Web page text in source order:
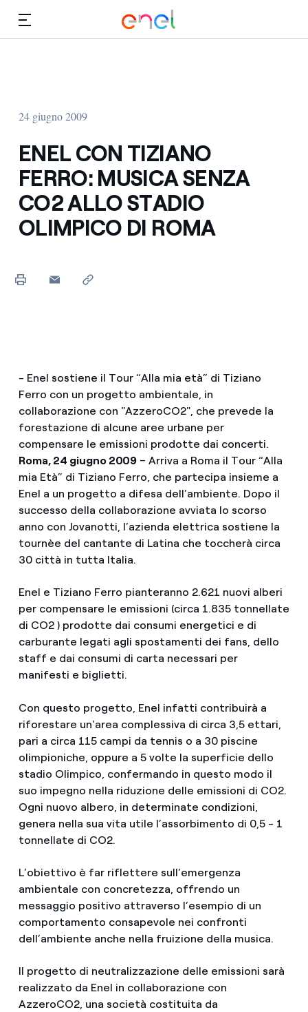
24 giugno 2009
ENEL CON TIZIANO
FERRO: MUSICA SENZA
CO2 ALLO STADIO
OLIMPICO DI ROMA
- Enel sostiene il Tour “Alla mia età” di Tiziano
Ferro con un progetto ambientale, in
collaborazione con "AzzeroCO2", che prevede la
forestazione di alcune aree urbane per
compensare le emissioni prodotte dai concerti.
Roma, 24 giugno 2009 – Arriva a Roma il Tour “Alla
mia Età” di Tiziano Ferro, che partecipa insieme a
Enel a un progetto a difesa dell’ambiente. Dopo il
successo della collaborazione avviata lo scorso
anno con Jovanotti, l’azienda elettrica sostiene la
tournèe del cantante di Latina che toccherà circa
30 città in tutta Italia.
Enel e Tiziano Ferro pianteranno 2.621 nuovi alberi
per compensare le emissioni (circa 1.835 tonnellate
di CO2 ) prodotte dai consumi energetici e di
carburante legati agli spostamenti dei fans, dello
staff e dai consumi di carta necessari per
manifesti e biglietti.
Con questo progetto, Enel infatti contribuirà a
riforestare un'area complessiva di circa 3,5 ettari,
pari a circa 115 campi da tennis o a 30 piscine
olimpioniche, oppure a 5 volte la superficie dello
stadio Olimpico, confermando in questo modo il
suo impegno nella riduzione delle emissioni di CO2.
Ogni nuovo albero, in determinate condizioni,
genera nella sua vita utile l’assorbimento di 0,5 - 1
tonnellate di CO2.
L’obiettivo è far riflettere sull’emergenza
ambientale con concretezza, offrendo un
messaggio positivo attraverso l’esempio di un
comportamento consapevole nei confronti
dell’ambiente anche nella fruizione della musica.
Il progetto di neutralizzazione delle emissioni sarà
realizzato da Enel in collaborazione con
AzzeroCO2, una società costituita da